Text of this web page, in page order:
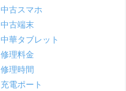
中古スマホ
中古端末
中華タブレット
修理料金
修理時間
充電ポート